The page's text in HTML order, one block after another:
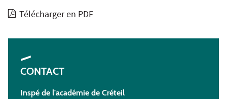
Télécharger en PDF
CONTACT
Inspé de l'académie de Créteil